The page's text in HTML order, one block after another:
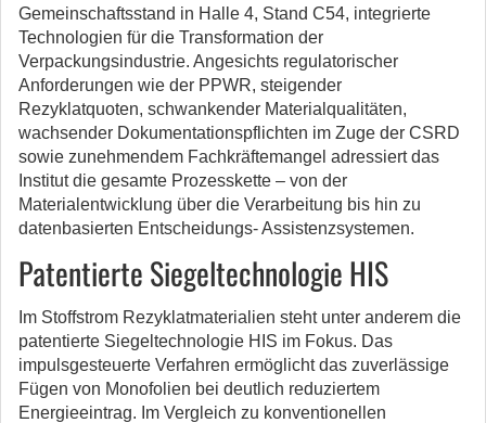
Gemeinschaftsstand in Halle 4, Stand C54, integrierte
Technologien für die Transformation der
Verpackungsindustrie. Angesichts regulatorischer
Anforderungen wie der PPWR, steigender
Rezyklatquoten, schwankender Materialqualitäten,
wachsender Dokumentationspflichten im Zuge der CSRD
sowie zunehmendem Fachkräftemangel adressiert das
Institut die gesamte Prozesskette – von der
Materialentwicklung über die Verarbeitung bis hin zu
datenbasierten Entscheidungs- Assistenzsystemen.
Patentierte Siegeltechnologie HIS
Im Stoffstrom Rezyklatmaterialien steht unter anderem die
patentierte Siegeltechnologie HIS im Fokus. Das
impulsgesteuerte Verfahren ermöglicht das zuverlässige
Fügen von Monofolien bei deutlich reduziertem
Energieeintrag. Im Vergleich zu konventionellen